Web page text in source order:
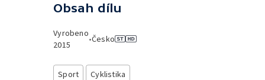
Obsah dílu
Vyrobeno
2015
•Česko
Sport Cyklistika